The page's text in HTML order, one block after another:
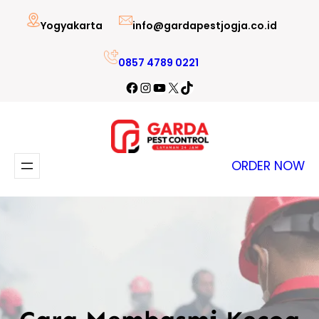
Lewati
Yogyakarta info@gardapestjogja.co.id
0857 4789 0221
Facebook
Instagram
YouTube
X TikTok
ORDER NOW